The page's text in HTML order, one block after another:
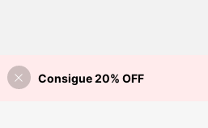
¡28% DE DESCUENTO!
Consigue 20% OFF